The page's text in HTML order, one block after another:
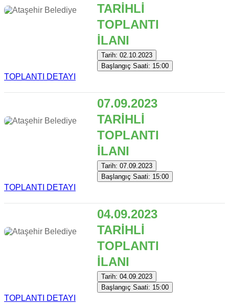
TARİHLİ
TOPLANTI
İLANI
Tarih: 02.10.2023
Başlangıç Saati: 15:00
TOPLANTI DETAYI
07.09.2023
TARİHLİ
TOPLANTI
İLANI
Tarih: 07.09.2023
Başlangıç Saati: 15:00
TOPLANTI DETAYI
04.09.2023
TARİHLİ
TOPLANTI
İLANI
Tarih: 04.09.2023
Başlangıç Saati: 15:00
TOPLANTI DETAYI